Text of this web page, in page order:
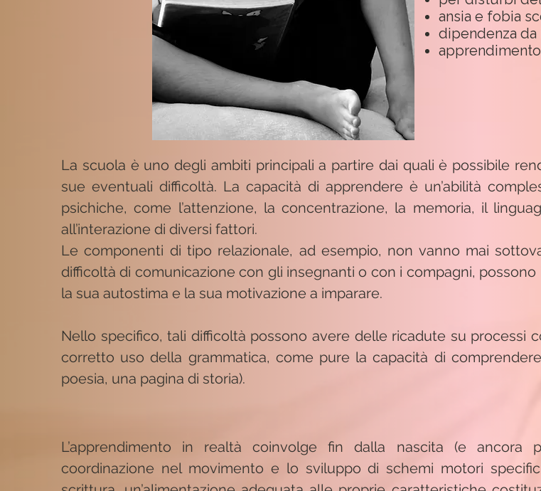
ansia e fobia
dipendenza da
La scuola è uno degli ambiti principali a partire dai quali è possibile
sue eventuali difficoltà. La capacità di apprendere è un’abilità
psichiche, come l’attenzione, la concentrazione, la memoria, il
all’interazione di diversi fattori.
Le componenti di tipo relazionale, ad esempio, non vanno mai
difficoltà di comunicazione con gli insegnanti o con i compagni,
la sua autostima e la sua motivazione a imparare.
Nello specifico, tali difficoltà possono avere delle ricadute su processi
corretto uso della grammatica, come pure la capacità di
poesia, una pagina di storia).
L’apprendimento in realtà coinvolge fin dalla nascita (e ancora
coordinazione nel movimento e lo sviluppo di schemi motori